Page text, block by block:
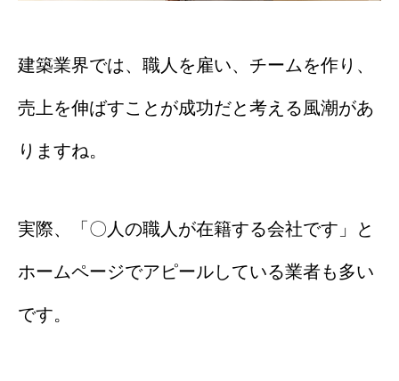
建築業界では、職人を雇い、チームを作り、
売上を伸ばすことが成功だと考える風潮があ
りますね。
実際、「〇人の職人が在籍する会社です」と
ホームページでアピールしている業者も多い
です。